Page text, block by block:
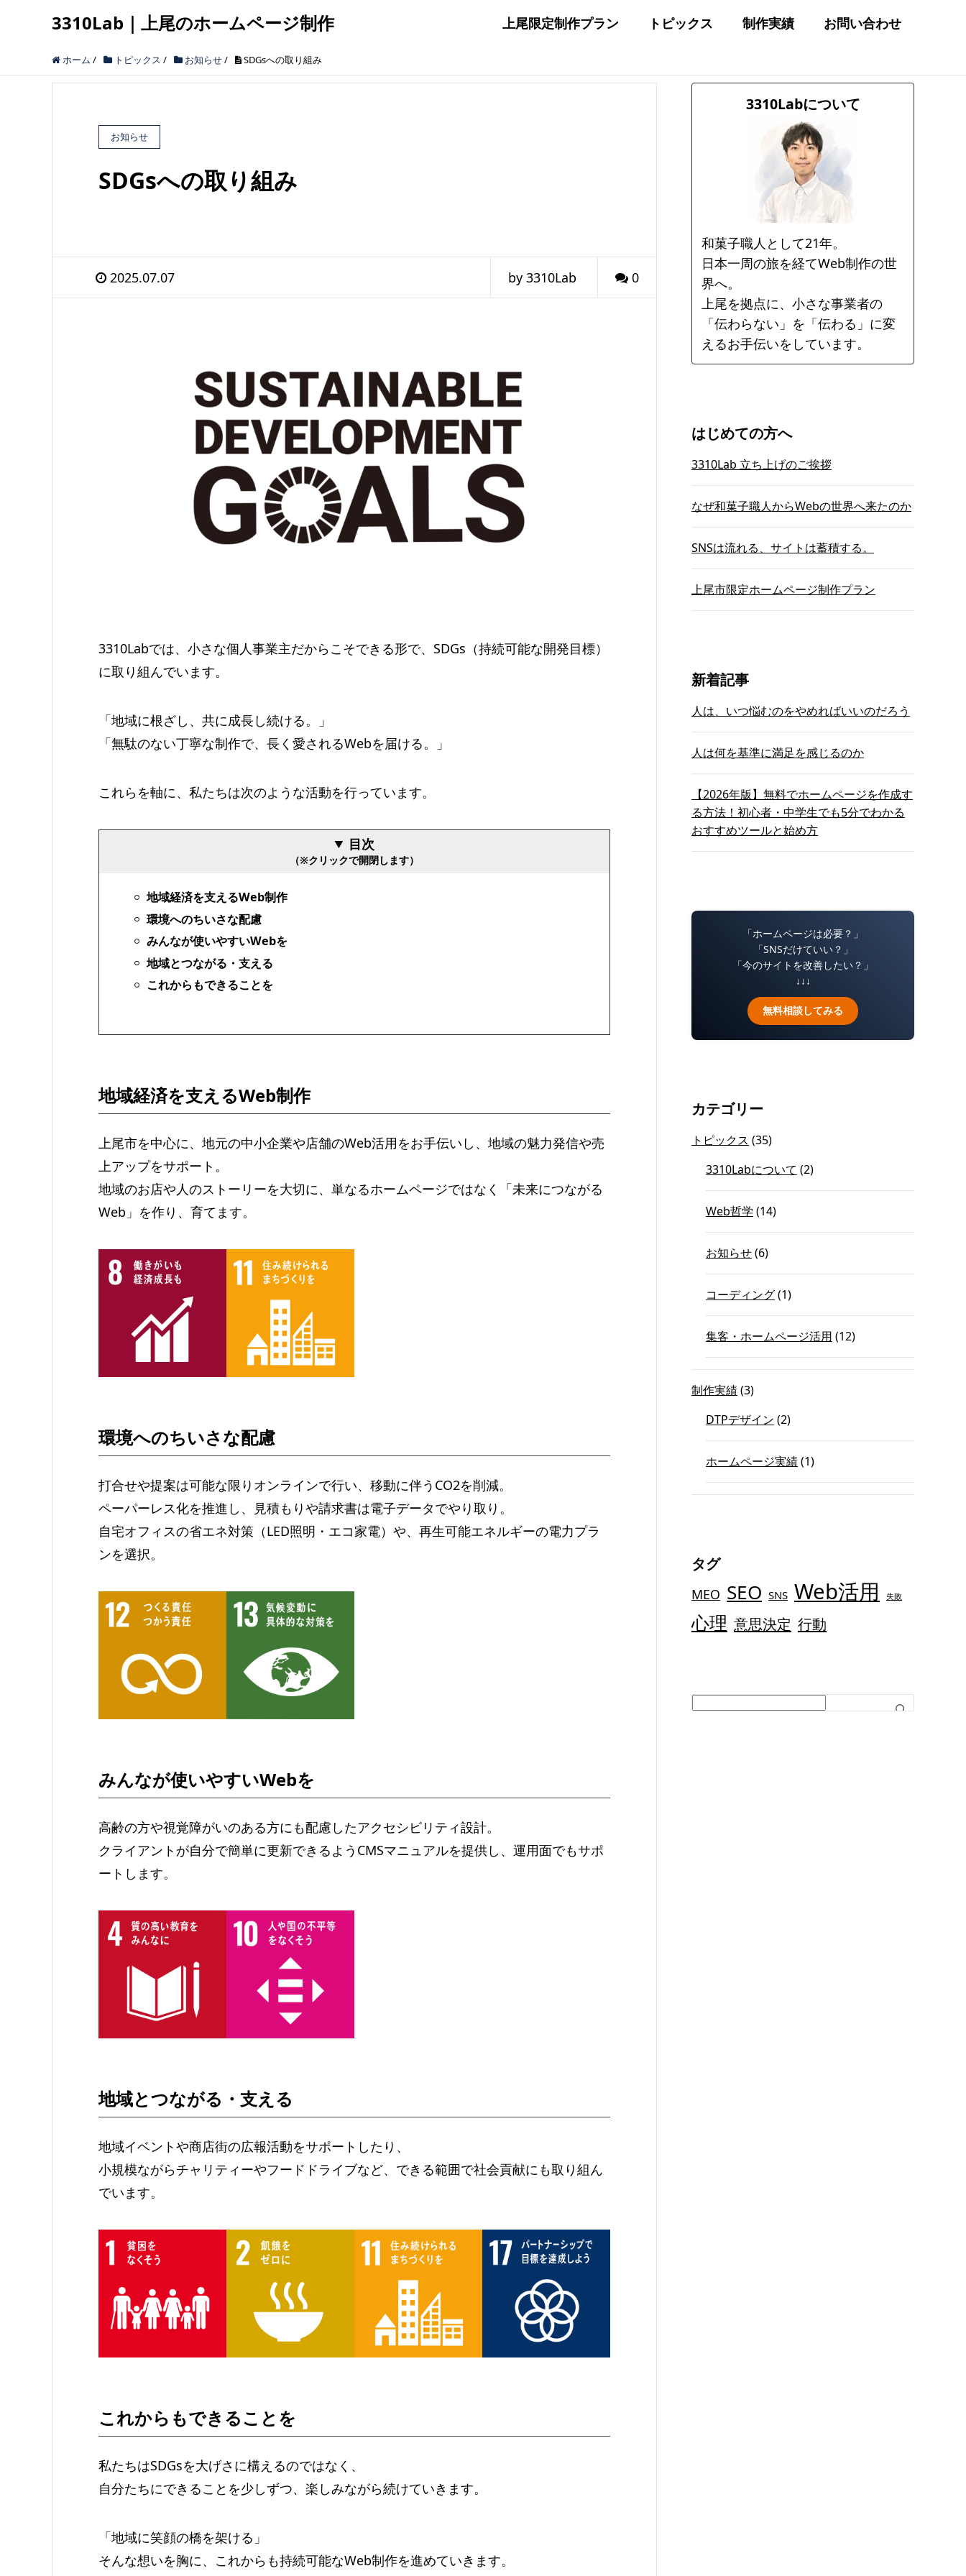
3310Lab｜上尾のホームページ制作 上尾限定制作プラン トピックス 制作実績 お問い合わせ
ホーム / トピックス / お知らせ/ SDGsへの取り組み
お知らせ
SDGsへの取り組み
2025.07.07 by 3310Lab 0
3310Labでは、小さな個人事業主だからこそできる形で、SDGs（持続可能な開発目標）
に取り組んでいます。
「地域に根ざし、共に成長し続ける。」
「無駄のない丁寧な制作で、長く愛されるWebを届ける。」
これらを軸に、私たちは次のような活動を行っています。
目次
（※クリックで開閉します）
地域経済を支えるWeb制作
環境へのちいさな配慮
みんなが使いやすいWebを
地域とつながる・支える
これからもできることを
地域経済を支えるWeb制作
上尾市を中心に、地元の中小企業や店舗のWeb活用をお手伝いし、地域の魅力発信や売
上アップをサポート。
地域のお店や人のストーリーを大切に、単なるホームページではなく「未来につながる
Web」を作り、育てます。
環境へのちいさな配慮
打合せや提案は可能な限りオンラインで行い、移動に伴うCO2を削減。
ペーパーレス化を推進し、見積もりや請求書は電子データでやり取り。
自宅オフィスの省エネ対策（LED照明・エコ家電）や、再生可能エネルギーの電力プラ
ンを選択。
みんなが使いやすいWebを
高齢の方や視覚障がいのある方にも配慮したアクセシビリティ設計。
クライアントが自分で簡単に更新できるようCMSマニュアルを提供し、運用面でもサポ
ートします。
地域とつながる・支える
地域イベントや商店街の広報活動をサポートしたり、
小規模ながらチャリティーやフードドライブなど、できる範囲で社会貢献にも取り組ん
でいます。
これからもできることを
私たちはSDGsを大げさに構えるのではなく、
自分たちにできることを少しずつ、楽しみながら続けていきます。
「地域に笑顔の橋を架ける」
そんな想いを胸に、これからも持続可能なWeb制作を進めていきます。
3310Labについて
和菓子職人として21年。
日本一周の旅を経てWeb制作の世
界へ。
上尾を拠点に、小さな事業者の
「伝わらない」を「伝わる」に変
えるお手伝いをしています。
はじめての方へ
3310Lab 立ち上げのご挨拶
なぜ和菓子職人からWebの世界へ来たのか
SNSは流れる、サイトは蓄積する。
上尾市限定ホームページ制作プラン
新着記事
人は、いつ悩むのをやめればいいのだろう
人は何を基準に満足を感じるのか
【2026年版】無料でホームページを作成す
る方法！初心者・中学生でも5分でわかる
おすすめツールと始め方
「ホームページは必要？」
「SNSだけていい？」
「今のサイトを改善したい？」
↓↓↓
無料相談してみる
カテゴリー
トピックス (35)
3310Labについて (2)
Web哲学 (14)
お知らせ(6)
コーディング(1)
集客・ホームページ活用 (12)
制作実績(3)
DTPデザイン (2)
ホームページ実績(1)
タグ
MEO SEO SNS Web活用 失敗
心理 意思決定 行動